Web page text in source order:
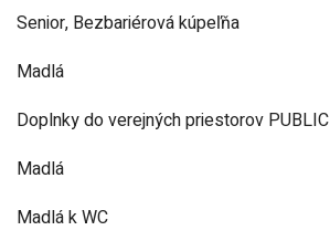
Senior, Bezbariérová kúpeľňa
Madlá
Doplnky do verejných priestorov PUBLIC
Madlá
Madlá k WC